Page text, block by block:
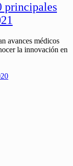
principales
avances médicos
la innovación en